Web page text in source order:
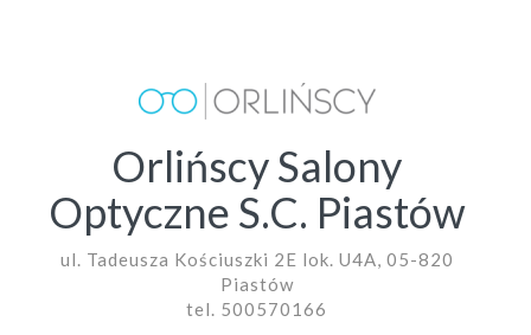
Orlińscy Salony
Optyczne S.C. Piastów
ul. Tadeusza Kościuszki 2E lok. U4A, 05-820
Piastów
tel. 500570166